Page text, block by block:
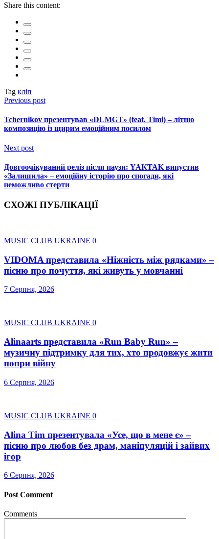
Share this content:
Tag кліп
Previous post
Tchernikov презентував «DLMGT» (feat. Timi) – літню
композицію із щирим емоційним посилом
Next post
Довгоочікуваний реліз після паузи: YAKTAK випустив
«Залишила» – емоційну історію про спогади, які
неможливо стерти
СХОЖІ ПУБЛІКАЦІЇ
MUSIC CLUB UKRAINE 0
VIDOMA представила «Ніжність між рядками» –
пісню про почуття, які живуть у мовчанні
7 Серпня, 2026
MUSIC CLUB UKRAINE 0
Alinaarts представила «Run Baby Run» –
музичну підтримку для тих, хто продовжує жити
попри війну
6 Серпня, 2026
MUSIC CLUB UKRAINE 0
Alina Tim презентувала «Усе, що в мене є» –
пісню про любов без драм, маніпуляцій і зайвих
ігор
6 Серпня, 2026
Post Comment
Comments